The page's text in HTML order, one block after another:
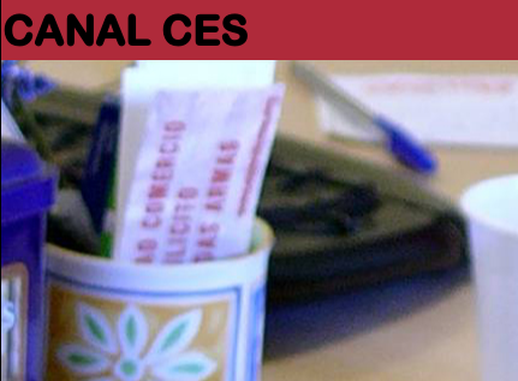
CANAL CES